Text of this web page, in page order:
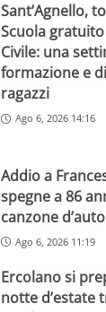
Sant’Agnello,
Scuola
Civile: una
formazione e
ragazzi
Ago 6, 2026 14:16
Addio a
spegne a 86
canzone
Ago 6, 2026 11:19
Ercolano si
notte d’estate